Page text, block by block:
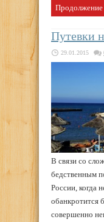
Продолжение
Путевки
29.01.2015
В связи со
бедственным
России, когда
обанкротится
совершенно